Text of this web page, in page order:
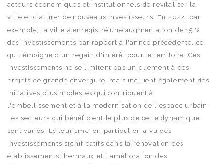
acteurs économiques et institutionnels de revitaliser la
ville et d'attirer de nouveaux investisseurs. En 2022, par
exemple, la ville a enregistré une augmentation de 15 %
des investissements par rapport à l'année précédente, ce
qui témoigne d'un regain d'intérêt pour le territoire. Ces
investissements ne se limitent pas uniquement à des
projets de grande envergure, mais incluent également des
initiatives plus modestes qui contribuent à
l'embellissement et à la modernisation de l'espace urbain.
Les secteurs qui bénéficient le plus de cette dynamique
sont variés. Le tourisme, en particulier, a vu des
investissements significatifs dans la rénovation des
établissements thermaux et l'amélioration des